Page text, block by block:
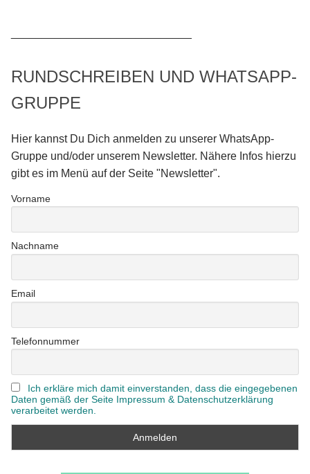
RUNDSCHREIBEN UND WHATSAPP-
GRUPPE
Hier kannst Du Dich anmelden zu unserer WhatsApp-
Gruppe und/oder unserem Newsletter. Nähere Infos hierzu
gibt es im Menü auf der Seite "Newsletter".
Vorname
Nachname
Email
Telefonnummer
Ich erkläre mich damit einverstanden, dass die eingegebenen
Daten gemäß der Seite Impressum & Datenschutzerklärung
verarbeitet werden.